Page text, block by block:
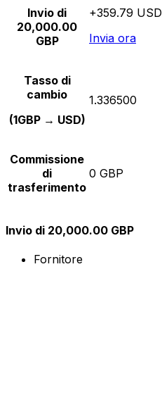
Invio di
20,000.00
GBP
+359.79 USD
Invia ora
Tasso di
cambio
(1GBP → USD)
1.336500
Commissione
di
trasferimento
0 GBP
Invio di 20,000.00 GBP
Fornitore